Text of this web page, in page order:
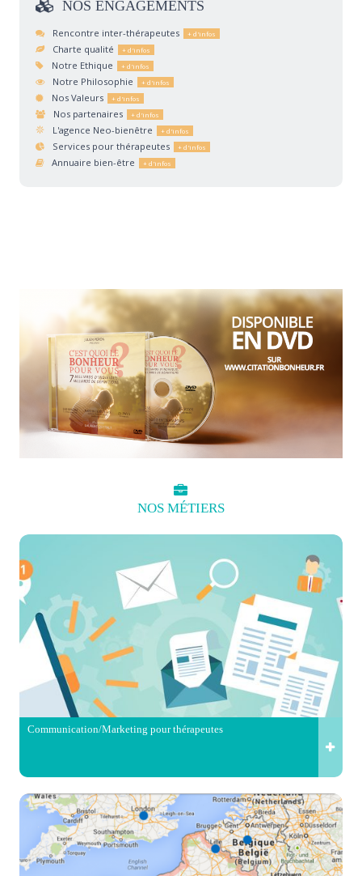
NOS ENGAGEMENTS
Rencontre inter-thérapeutes
Charte qualité
Notre Ethique
Notre Philosophie
Nos Valeurs
Nos partenaires
L'agence Neo-bienêtre
Services pour thérapeutes
Annuaire bien-être
NOS MÉTIERS
Communication/Marketing pour thérapeutes